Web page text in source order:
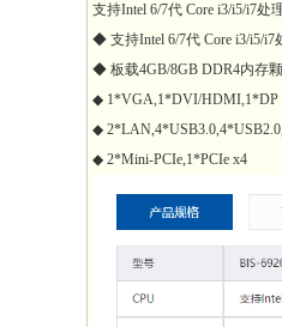
支持Intel 6/7代 Core i3/i5/i7处
◆ 支持Intel 6/7代 Core i3/i5/i7
◆ 板载4GB/8GB DDR4内存
◆ 1*VGA,1*DVI/HDMI,1*DP
◆
◆ 2*Mini-PCIe,1*PCIe x4